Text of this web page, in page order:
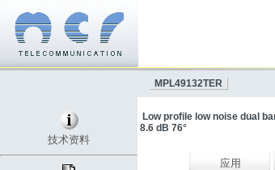
技术资料
MPL49132TER
Low profile low noise dual
8.6 dB 76°
应用